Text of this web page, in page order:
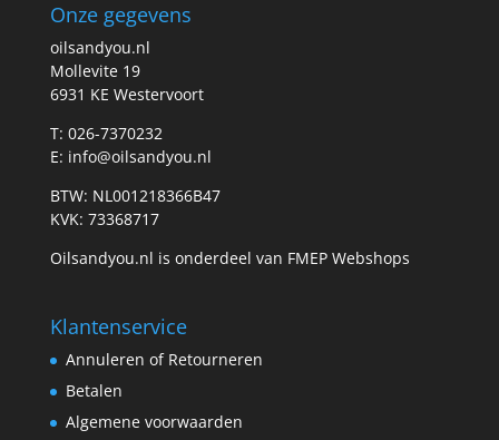
Onze gegevens
oilsandyou.nl
Mollevite 19
6931 KE Westervoort
T: 026-7370232
E: info@oilsandyou.nl
BTW: NL001218366B47
KVK: 73368717
Oilsandyou.nl is onderdeel van FMEP Webshops
Klantenservice
Annuleren of Retourneren
Betalen
Algemene voorwaarden